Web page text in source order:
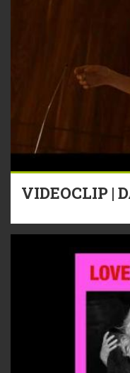
VIDEOCLIP |